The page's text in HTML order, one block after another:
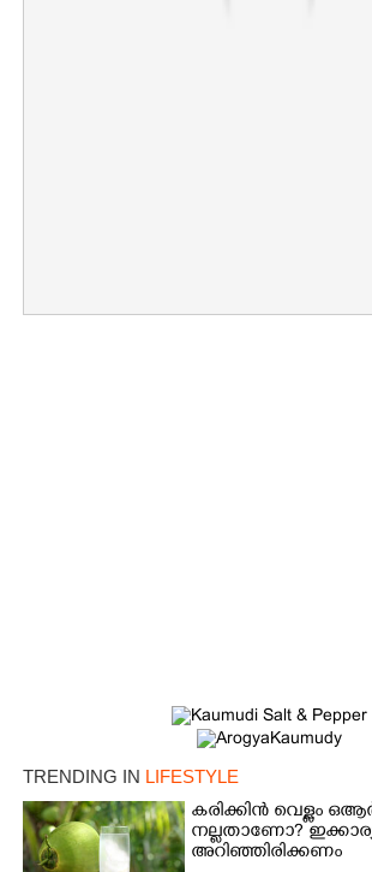
TRENDING IN LIFESTYLE
കരിക്കിൻ വെള്ളം
നല്ലതാണോ?
അറിഞ്ഞിരിക്കണം
Copy Link